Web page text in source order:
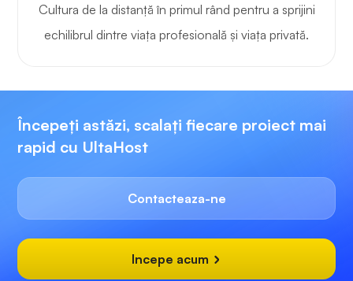
Cultura de la distanță în primul rând pentru a sprijini
echilibrul dintre viața profesională și viața privată.
Începeți astăzi, scalați fiecare proiect mai
rapid cu UltaHost
Contacteaza-ne
Incepe acum